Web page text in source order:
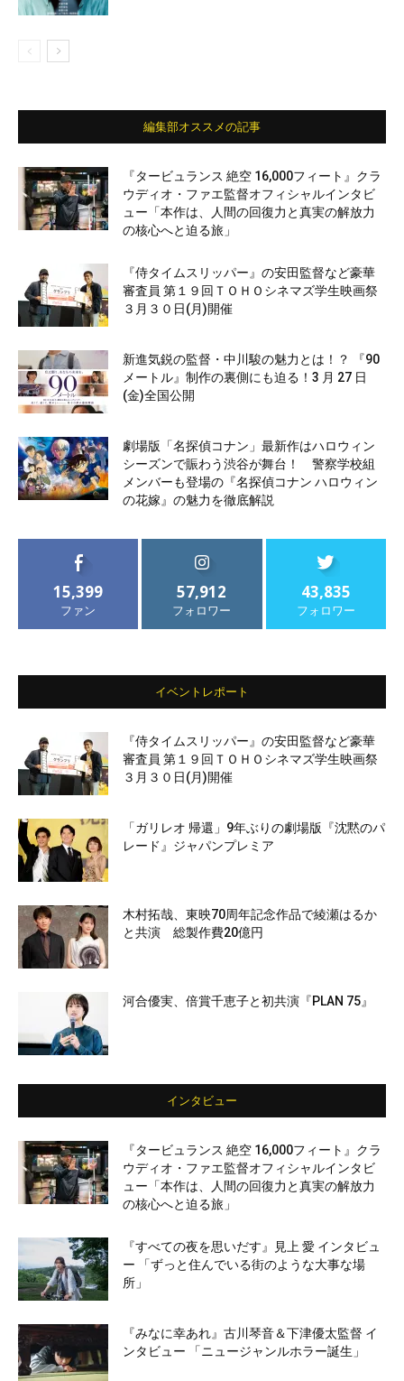
編集部オススメの記事
『タービュランス 絶空 16,000フィート』クラ
ウディオ・ファエ監督オフィシャルインタビ
ュー「本作は、人間の回復力と真実の解放力
の核心へと迫る旅」
『侍タイムスリッパー』の安田監督など豪華
審査員 第１９回ＴＯＨＯシネマズ学生映画祭
３月３０日(月)開催
新進気鋭の監督・中川駿の魅力とは！？ 『90
メートル』制作の裏側にも迫る！3 月 27 日
(金)全国公開
劇場版「名探偵コナン」最新作はハロウィン
シーズンで賑わう渋谷が舞台！ 警察学校組
メンバーも登場の『名探偵コナン ハロウィン
の花嫁』の魅力を徹底解説
15,399
ファン
57,912
フォロワー
43,835
フォロワー
イベントレポート
『侍タイムスリッパー』の安田監督など豪華
審査員 第１９回ＴＯＨＯシネマズ学生映画祭
３月３０日(月)開催
「ガリレオ 帰還」9年ぶりの劇場版『沈黙のパ
レード』ジャパンプレミア
木村拓哉、東映70周年記念作品で綾瀬はるか
と共演 総製作費20億円
河合優実、倍賞千恵子と初共演『PLAN 75』
インタビュー
『タービュランス 絶空 16,000フィート』クラ
ウディオ・ファエ監督オフィシャルインタビ
ュー「本作は、人間の回復力と真実の解放力
の核心へと迫る旅」
『すべての夜を思いだす』見上 愛 インタビュ
ー 「ずっと住んでいる街のような大事な場
所」
『みなに幸あれ』古川琴音＆下津優太監督 イ
ンタビュー 「ニュージャンルホラー誕生」